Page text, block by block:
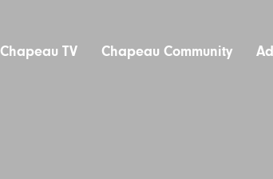
Chapeau TV Chapeau Community